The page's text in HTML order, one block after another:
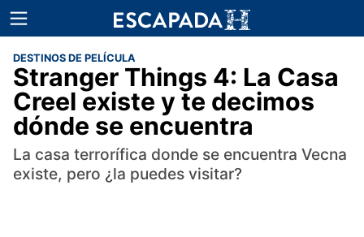
DESTINOS DE PELÍCULA
Stranger Things 4: La Casa
Creel existe y te decimos
dónde se encuentra
La casa terrorífica donde se encuentra Vecna
existe, pero ¿la puedes visitar?